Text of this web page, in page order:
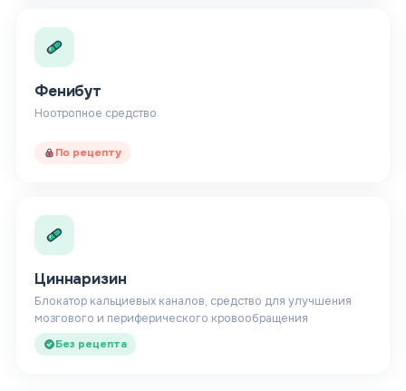
Фенибут
Ноотропное средство
По рецепту
Циннаризин
Блокатор кальциевых каналов, средство для улучшения
мозгового и периферического кровообращения
Без рецепта